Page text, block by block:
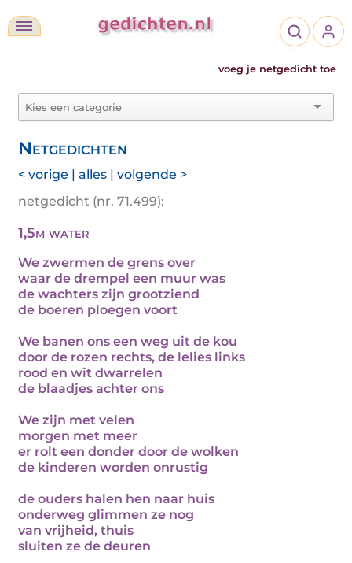
voeg je netgedicht toe
Netgedichten
< vorige | alles | volgende >
netgedicht (nr. 71.499):
1,5m water
We zwermen de grens over
waar de drempel een muur was
de wachters zijn grootziend
de boeren ploegen voort
We banen ons een weg uit de kou
door de rozen rechts, de lelies links
rood en wit dwarrelen
de blaadjes achter ons
We zijn met velen
morgen met meer
er rolt een donder door de wolken
de kinderen worden onrustig
de ouders halen hen naar huis
onderweg glimmen ze nog
van vrijheid, thuis
sluiten ze de deuren